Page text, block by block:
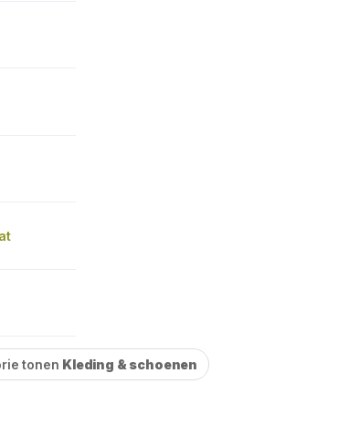
tonen Kleding & schoenen